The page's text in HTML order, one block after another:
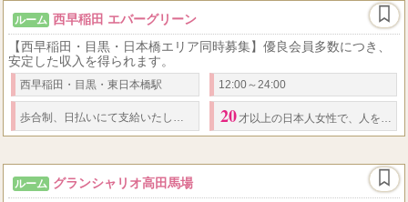
ルーム 西早稲田 エバーグリーン
【西早稲田・目黒・日本橋エリア同時募集】優良会員多数につき、
安定した収入を得られます。
西早稲田・目黒・東日本橋駅 12:00～24:00
歩合制、日払いにて支給いたします。 バック率、約50％以上日給 2- 3
20才以上の日本人女性で、人を癒すことが好きな方。 （
ルーム グランシャリオ高田馬場